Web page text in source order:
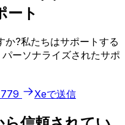
ート
?私たちはサポートする
ーソナライズされたサポ
Xeで送信